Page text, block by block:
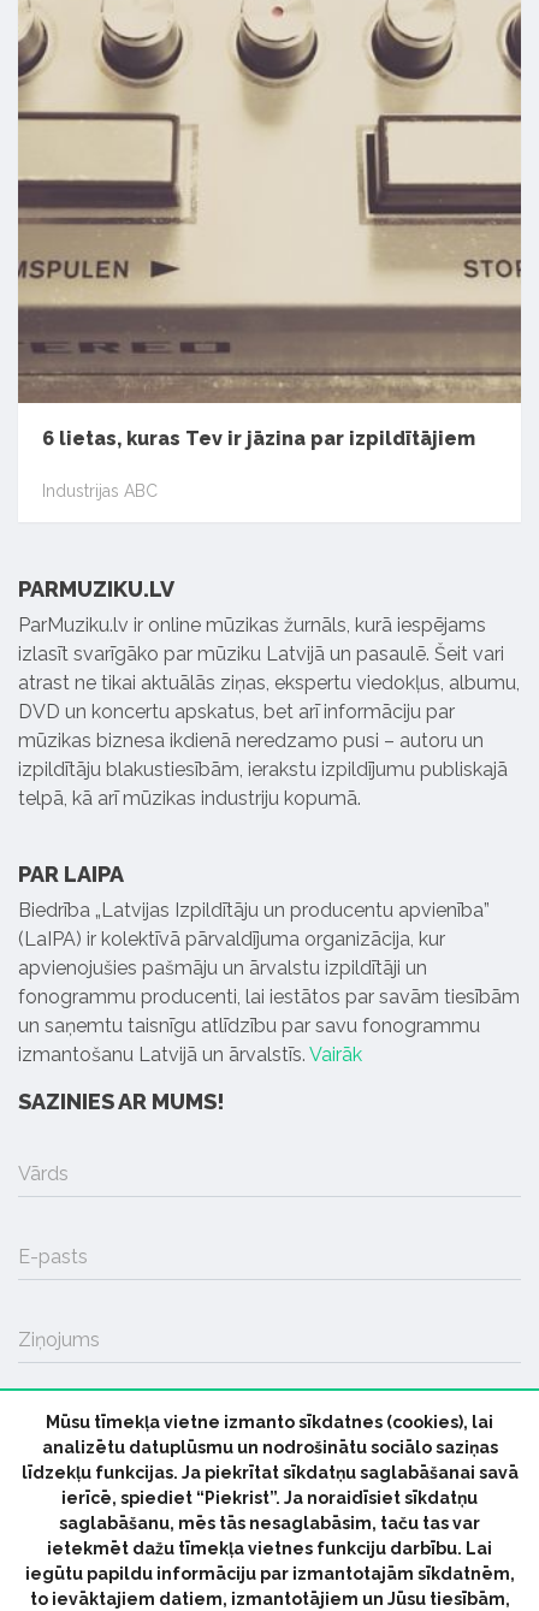
6 lietas, kuras Tev ir jāzina par izpildītājiem
Industrijas ABC
PARMUZIKU.LV
ParMuziku.lv ir online mūzikas žurnāls, kurā iespējams
izlasīt svarīgāko par mūziku Latvijā un pasaulē. Šeit vari
atrast ne tikai aktuālās ziņas, ekspertu viedokļus, albumu,
DVD un koncertu apskatus, bet arī informāciju par
mūzikas biznesa ikdienā neredzamo pusi – autoru un
izpildītāju blakustiesībām, ierakstu izpildījumu publiskajā
telpā, kā arī mūzikas industriju kopumā.
PAR LAIPA
Biedrība „Latvijas Izpildītāju un producentu apvienība”
(LaIPA) ir kolektīvā pārvaldījuma organizācija, kur
apvienojušies pašmāju un ārvalstu izpildītāji un
fonogrammu producenti, lai iestātos par savām tiesībām
un saņemtu taisnīgu atlīdzību par savu fonogrammu
izmantošanu Latvijā un ārvalstīs. Vairāk
SAZINIES AR MUMS!
Vārds
E-pasts
Ziņojums
SŪTĪT
© 2026 parmuziku.lv, visas tiesības paturētas
Mūsu tīmekļa vietne izmanto sīkdatnes (cookies), lai
analizētu datuplūsmu un nodrošinātu sociālo saziņas
līdzekļu funkcijas. Ja piekrītat sīkdatņu saglabāšanai savā
ierīcē, spiediet “Piekrist”. Ja noraidīsiet sīkdatņu
saglabāšanu, mēs tās nesaglabāsim, taču tas var
ietekmēt dažu tīmekļa vietnes funkciju darbību. Lai
iegūtu papildu informāciju par izmantotajām sīkdatnēm,
to ievāktajiem datiem, izmantotājiem un Jūsu tiesībām,